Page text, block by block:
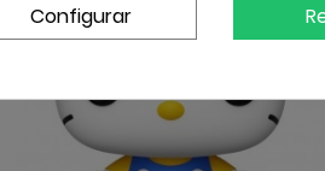
Configurar